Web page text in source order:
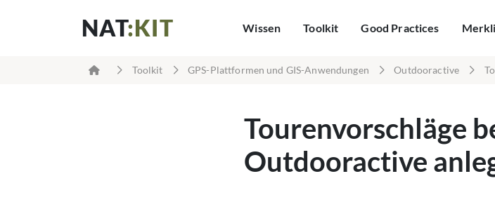
NAT:KIT Wissen Toolkit Good Practices
Toolkit GPS-Plattformen und GIS-Anwendungen Outdooractive
Tourenvorschläge
Outdooractive